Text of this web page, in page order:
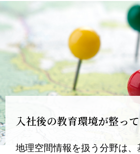
入社後の教育環境が整っ
地理空間情報を扱う分野は